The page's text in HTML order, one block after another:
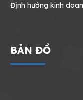
Định hướng kinh
BẢN ĐỒ